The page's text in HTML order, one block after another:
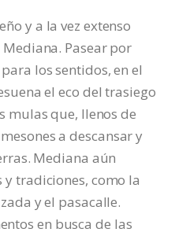
y a la vez extenso
Pasear por
los sentidos, en el
el eco del trasiego
mulas que, llenos de
a descansar y
Mediana aún
y tradiciones, como la
y el pasacalle.
en busca de las